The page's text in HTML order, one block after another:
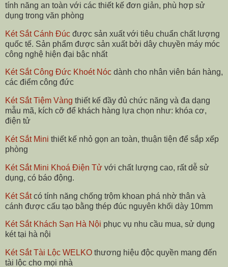
tính năng an toàn với các thiết kế đơn giản, phù hợp sử
dụng trong văn phòng
Két Sắt Cánh Đúc được sản xuất với tiêu chuẩn chất lượng
quốc tế. Sản phẩm được sản xuất bởi dây chuyền máy móc
công nghệ hiện đại bậc nhất
Két Sắt Công Đức Khoét Nóc dành cho nhân viên bán hàng,
các điểm công đức
Két Sắt Tiệm Vàng thiết kế đầy đủ chức năng và đa dạng
mẫu mã, kích cỡ để khách hàng lựa chọn như: khóa cơ,
điện tử
Két Sắt Mini thiết kế nhỏ gọn an toàn, thuận tiện để sắp xếp
phòng
Két Sắt Mini Khoá Điện Tử với chất lượng cao, rất dễ sử
dụng, có báo động.
Két Sắtcó tính năng chống trộm khoan phá nhờ thân và
cánh được cấu tạo bằng thép đúc nguyên khối dày 10mm
Két Sắt Khách Sạn Hà Nội phục vụ nhu cầu mua, sử dụng
két tại hà nội
Két Sắt Tài Lộc WELKO thương hiệu độc quyền mang đến
tài lộc cho mọi nhà